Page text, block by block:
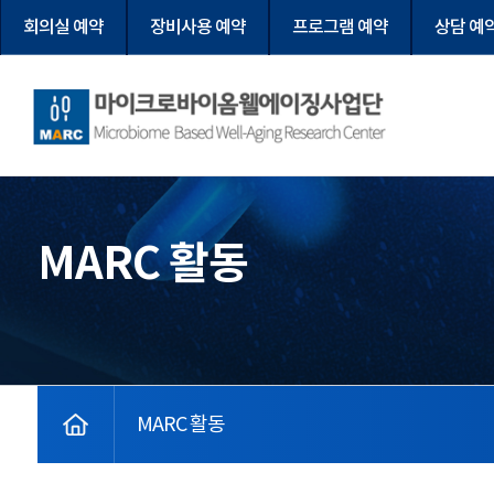
회의실 예약 장비사용 예약 프로그램 예약 상담 예
마이크로바이옴웰에이징사업단
MARC 활동
MARC 활동